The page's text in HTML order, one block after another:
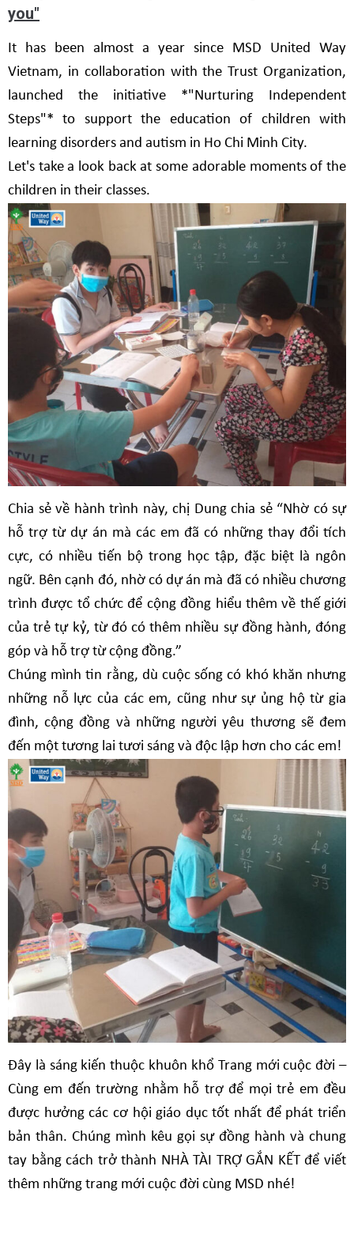
you"
It has been almost a year since MSD United Way
Vietnam, in collaboration with the Trust Organization,
launched the initiative *"Nurturing Independent
Steps"* to support the education of children with
learning disorders and autism in Ho Chi Minh City.
Let's take a look back at some adorable moments of the
children in their classes.
Chia sẻ về hành trình này, chị Dung chia sẻ “Nhờ có sự
hỗ trợ từ dự án mà các em đã có những thay đổi tích
cực, có nhiều tiến bộ trong học tập, đặc biệt là ngôn
ngữ. Bên cạnh đó, nhờ có dự án mà đã có nhiều chương
trình được tổ chức để cộng đồng hiểu thêm về thế giới
của trẻ tự kỷ, từ đó có thêm nhiều sự đồng hành, đóng
góp và hỗ trợ từ cộng đồng.”
Chúng mình tin rằng, dù cuộc sống có khó khăn nhưng
những nỗ lực của các em, cũng như sự ủng hộ từ gia
đình, cộng đồng và những người yêu thương sẽ đem
đến một tương lai tươi sáng và độc lập hơn cho các em!
Đây là sáng kiến thuộc khuôn khổ Trang mới cuộc đời –
Cùng em đến trường nhằm hỗ trợ để mọi trẻ em đều
được hưởng các cơ hội giáo dục tốt nhất để phát triển
bản thân. Chúng mình kêu gọi sự đồng hành và chung
tay bằng cách trở thành NHÀ TÀI TRỢ GẮN KẾT để viết
thêm những trang mới cuộc đời cùng MSD nhé!